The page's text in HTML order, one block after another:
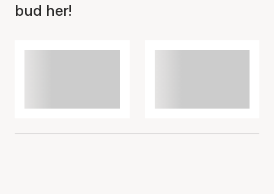
bud her!